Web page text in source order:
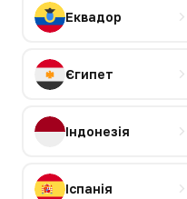
Еквадор
Єгипет
Індонезія
Іспанія